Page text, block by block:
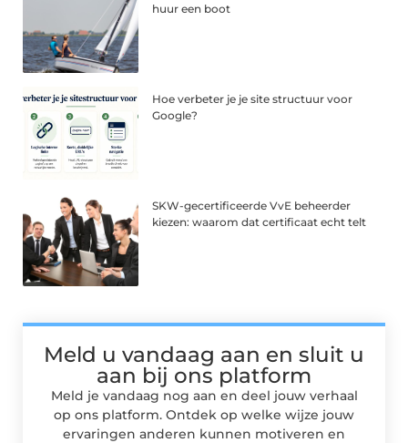
huur een boot
Hoe verbeter je je site structuur voor
Google?
SKW-gecertificeerde VvE beheerder
kiezen: waarom dat certificaat echt telt
Meld u vandaag aan en sluit u
aan bij ons platform
Meld je vandaag nog aan en deel jouw verhaal
op ons platform. Ontdek op welke wijze jouw
ervaringen anderen kunnen motiveren en